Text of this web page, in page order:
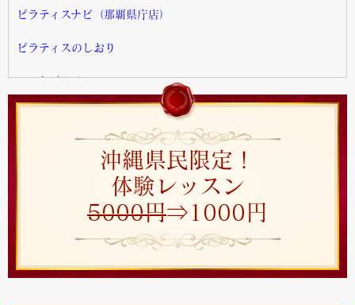
ピラティスナビ（那覇県庁店）
ピラティスのしおり
ベストピラティス
ピラティスと僕（那覇市おすすめピラティススタジオ）
ピラティスと僕（沖縄県おすすめピラティススタジオ）
フタゴフィットネス
Tiara Club（那覇市おすすめピラティススタジオ）
沖縄県民限定！
体験レッスン
5000円⇒1000円